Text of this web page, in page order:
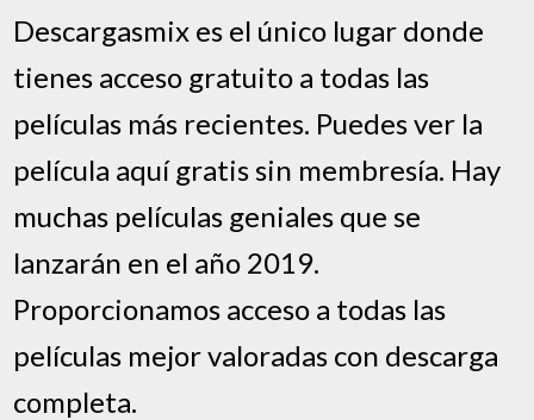
Descargasmix es el único lugar donde
tienes acceso gratuito a todas las
películas más recientes. Puedes ver la
película aquí gratis sin membresía. Hay
muchas películas geniales que se
lanzarán en el año 2019.
Proporcionamos acceso a todas las
películas mejor valoradas con descarga
completa.